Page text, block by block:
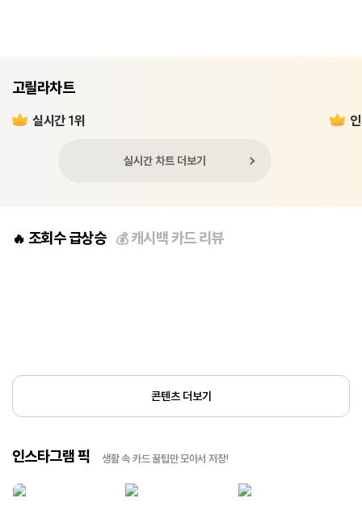
고릴라차트
실시간 1위
실시간 차트 더보기
🔥 조회수 급상승 💰캐시백 카드 리뷰
콘텐츠 더보기
인스타그램 픽 생활 속 카드 꿀팁만 모아서 저장!